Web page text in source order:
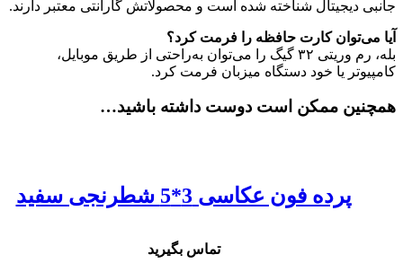
جانبی دیجیتال شناخته شده است و محصولاتش گارانتی معتبر دارند.
آیا می‌توان کارت حافظه را فرمت کرد؟
بله، رم وریتی ۳۲ گیگ را می‌توان به‌راحتی از طریق موبایل،
کامپیوتر یا خود دستگاه میزبان فرمت کرد.
همچنین ممکن است دوست داشته باشید…
پرده فون عکاسی 3*5 شطرنجی سفید
تماس بگیرید